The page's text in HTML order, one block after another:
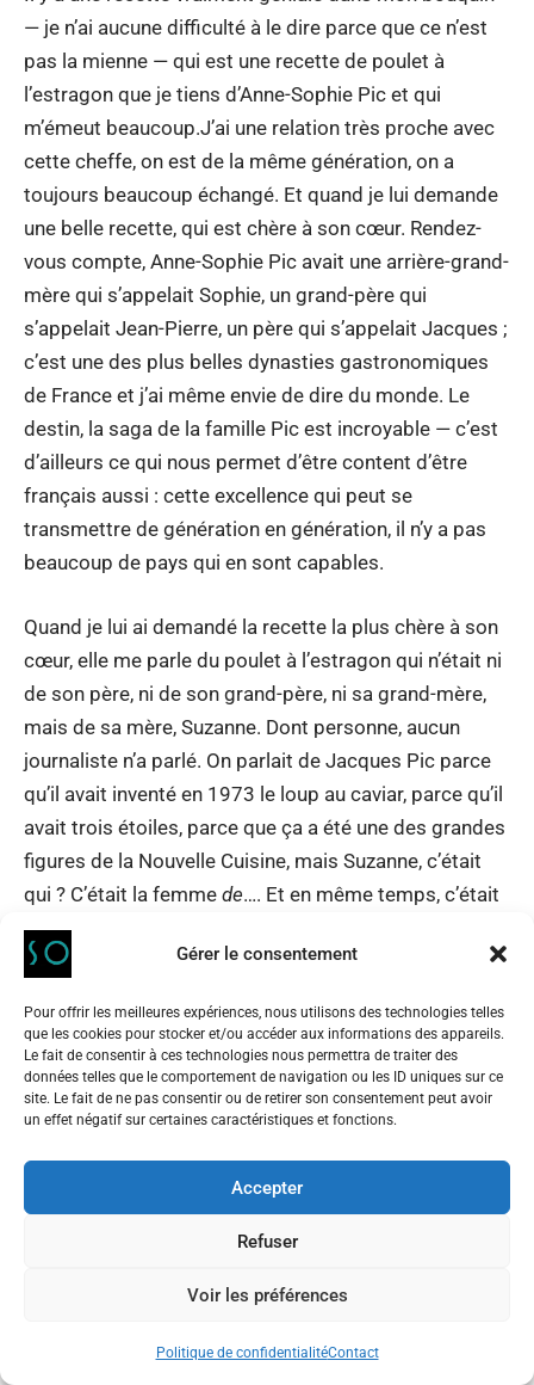
Gérer le consentement
Pour offrir les meilleures expériences, nous utilisons des technologies telles
que les cookies pour stocker et/ou accéder aux informations des appareils.
Le fait de consentir à ces technologies nous permettra de traiter des
données telles que le comportement de navigation ou les ID uniques sur ce
site. Le fait de ne pas consentir ou de retirer son consentement peut avoir
un effet négatif sur certaines caractéristiques et fonctions.
Accepter
Refuser
Voir les préférences
Politique de confidentialitéContact
— je n’ai aucune difficulté à le dire parce que ce n’est
pas la mienne — qui est une recette de poulet à
l’estragon que je tiens d’Anne-Sophie Pic et qui
m’émeut beaucoup.J’ai une relation très proche avec
cette cheffe, on est de la même génération, on a
toujours beaucoup échangé. Et quand je lui demande
une belle recette, qui est chère à son cœur. Rendez-
vous compte, Anne-Sophie Pic avait une arrière-grand-
mère qui s’appelait Sophie, un grand-père qui
s’appelait Jean-Pierre, un père qui s’appelait Jacques ;
c’est une des plus belles dynasties gastronomiques
de France et j’ai même envie de dire du monde. Le
destin, la saga de la famille Pic est incroyable — c’est
d’ailleurs ce qui nous permet d’être content d’être
français aussi : cette excellence qui peut se
transmettre de génération en génération, il n’y a pas
beaucoup de pays qui en sont capables.
Quand je lui ai demandé la recette la plus chère à son
cœur, elle me parle du poulet à l’estragon qui n’était ni
de son père, ni de son grand-père, ni sa grand-mère,
mais de sa mère, Suzanne. Dont personne, aucun
journaliste n’a parlé. On parlait de Jacques Pic parce
qu’il avait inventé en 1973 le loup au caviar, parce qu’il
avait trois étoiles, parce que ça a été une des grandes
figures de la Nouvelle Cuisine, mais Suzanne, c’était
qui ? C’était la femme de…. Et en même temps, c’était
la femme qui nourrissait bien au quotidien. Et Anne-
Sophie, elle s’en souvient.
Je ne vais pas faire de démagogie et dire que la
cuisine des grands chefs ne m’intéresse pas etc.. J’ai
vécu des émotions vraiment bouleversantes dans
plein de restaurant étoilés. Mais cette cuisine du
quotidien, cette cuisine un peu invisibilisée de la
sphère privée comme vous dites, c’est une cuisine
d’être anti-gaspi avant même que l’expression